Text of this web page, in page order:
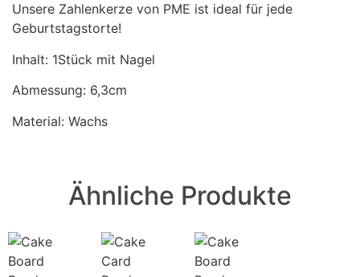
Unsere Zahlenkerze von PME ist ideal für jede
Geburtstagstorte!
Inhalt: 1Stück mit Nagel
Abmessung: 6,3cm
Material: Wachs
Ähnliche Produkte